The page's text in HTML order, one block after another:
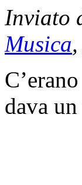
Inviato
Musica,
dava